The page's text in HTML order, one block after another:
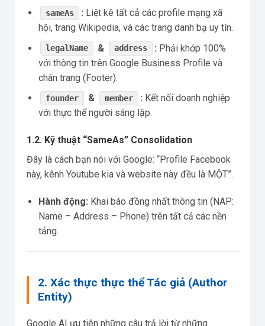
sameAs : Liệt kê tất cả các profile mạng xã
hội, trang Wikipedia, và các trang danh bạ uy tín.
legalName & address : Phải khớp 100%
với thông tin trên Google Business Profile và
chân trang (Footer).
founder & member : Kết nối doanh nghiệp
với thực thể người sáng lập.
1.2. Kỹ thuật “SameAs” Consolidation
Đây là cách bạn nói với Google: “Profile Facebook
này, kênh Youtube kia và website này đều là MỘT”.
Hành động: Khai báo đồng nhất thông tin (NAP:
Name – Address – Phone) trên tất cả các nền
tảng.
2. Xác thực thực thể Tác giả (Author
Entity)
Google AI ưu tiên những câu trả lời từ những